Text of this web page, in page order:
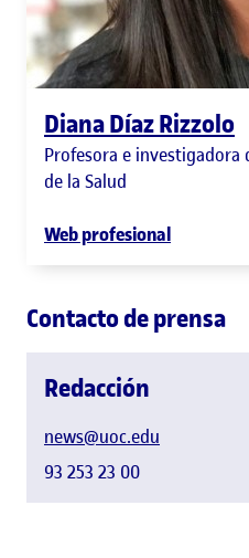
Diana Díaz Rizzolo
Profesora e investigadora
de la Salud
Web profesional
Contacto de prensa
Redacción
news@uoc.edu
93 253 23 00